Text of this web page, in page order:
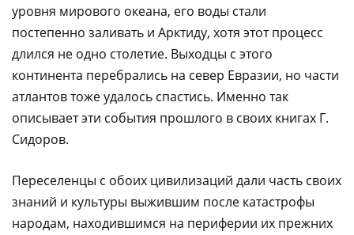
уровня мирового океана, его воды стали
постепенно заливать и Арктиду, хотя этот процесс
длился не одно столетие. Выходцы с этого
континента перебрались на север Евразии, но части
атлантов тоже удалось спастись. Именно так
описывает эти события прошлого в своих книгах Г.
Сидоров.
Переселенцы с обоих цивилизаций дали часть своих
знаний и культуры выжившим после катастрофы
народам, находившимся на периферии их прежних